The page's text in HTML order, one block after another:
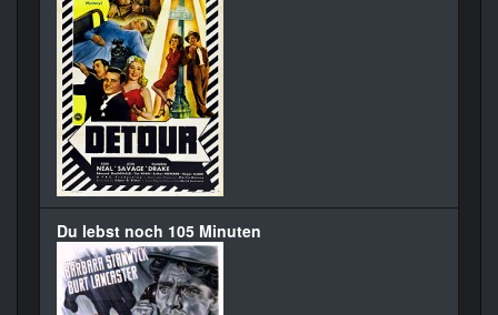
Du lebst noch 105 Minuten